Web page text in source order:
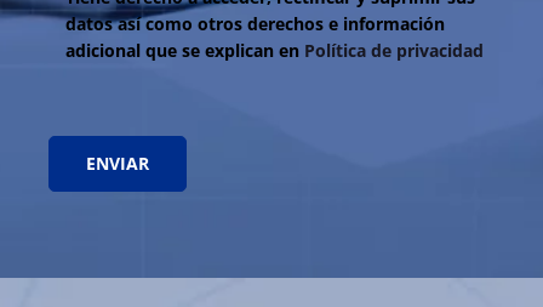
datos así como otros derechos e información
adicional que se explican en Política de privacidad